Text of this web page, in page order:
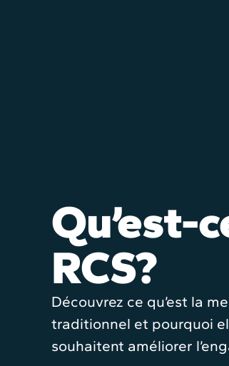
Qu’est-
RCS?
Découvrez ce qu’est la
traditionnel et pourquoi
souhaitent améliorer